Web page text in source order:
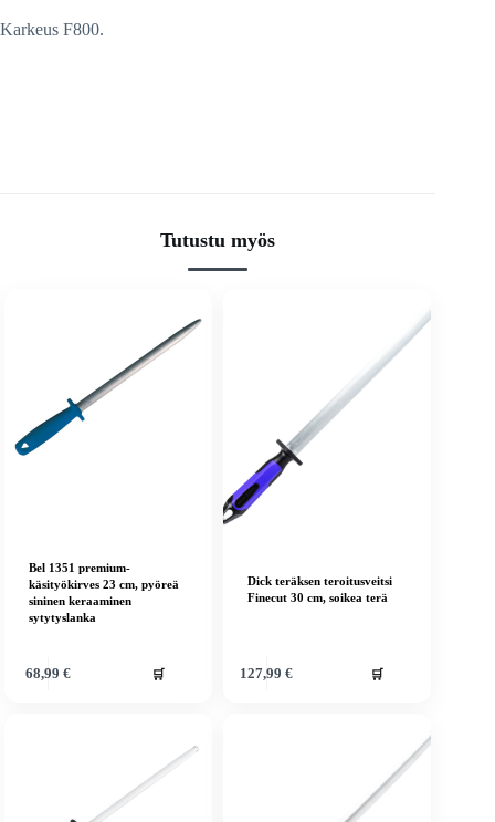
Karkeus F800.
Tutustu myös
Bel 1351 premium-
käsityökirves 23 cm, pyöreä
sininen keraaminen
sytytyslanka
68,99 € 🛒
Dick teräksen teroitusveitsi
Finecut 30 cm, soikea terä
127,99€ 🛒